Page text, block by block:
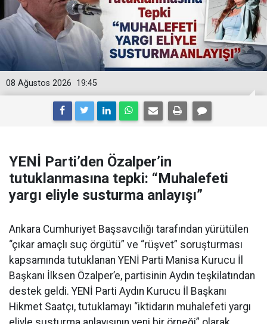
19:45
08 Ağustos 2026
YENİ Parti’den Özalper’in
tutuklanmasına tepki: “Muhalefeti
yargı eliyle susturma anlayışı”
Ankara Cumhuriyet Başsavcılığı tarafından yürütülen
“çıkar amaçlı suç örgütü” ve “rüşvet” soruşturması
kapsamında tutuklanan YENİ Parti Manisa Kurucu İl
Başkanı İlksen Özalper’e, partisinin Aydın teşkilatından
destek geldi. YENİ Parti Aydın Kurucu İl Başkanı
Hikmet Saatçı, tutuklamayı “iktidarın muhalefeti yargı